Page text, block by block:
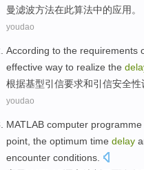
曼滤波方法在此算法中的应用。
youdao
According to the requirements
effective way to realize the
根据基型引信要求和引信安全性
youdao
MATLAB computer programme
point , the optimum time delay
encounter conditions